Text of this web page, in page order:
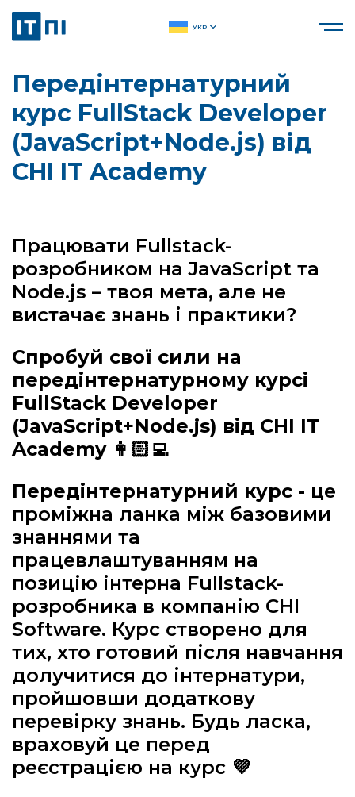
УКР
Передінтернатурний
курс FullStack Developer
(JavaScript+Node.js) від
CHI IT Academy
Працювати Fullstack-
розробником на JavaScript та
Node.js – твоя мета, але не
вистачає знань і практики?
Спробуй свої сили на
передінтернатурному курсі
FullStack Developer
(JavaScript+Node.js) від CHI IT
Academy 👩🏻‍💻
Передінтернатурний курс - це
проміжна ланка між базовими
знаннями та
працевлаштуванням на
позицію інтерна Fullstack-
розробника в компанію CHI
Software. Курс створено для
тих, хто готовий після навчання
долучитися до інтернатури,
пройшовши додаткову
перевірку знань. Будь ласка,
враховуй це перед
реєстрацією на курс 💜